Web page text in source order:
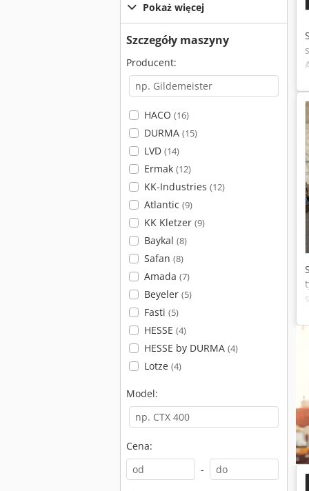
Pokaż więcej
Szczegóły maszyny
Producent:
HACO (16)
DURMA (15)
LVD (14)
Ermak (12)
KK-Industries (12)
Atlantic (9)
KK Kletzer (9)
Baykal (8)
Safan (8)
Amada (7)
Beyeler (5)
Fasti (5)
HESSE (4)
HESSE by DURMA (4)
Lotze (4)
Model:
Cena:
-